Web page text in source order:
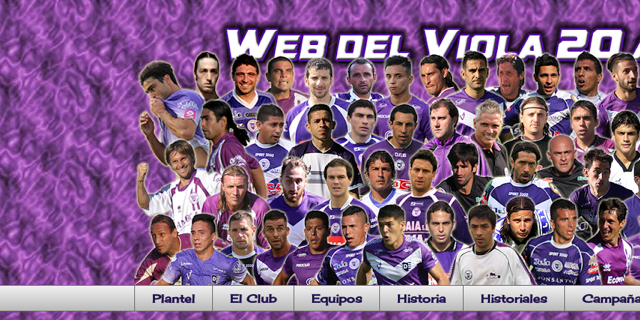
Plantel El Club Equipos Historia Historiales